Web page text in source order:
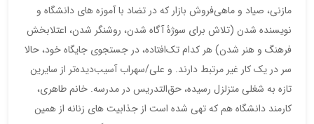
مازنی، صیاد و ماهی‌فروش بازار که در تضاد با آموزه های دانشگاه و
نویسنده شدن (تلاش برای سوژۀ آگاه شدن، روشنگر شدن، اعتلابخش
فرهنگ و هنر شدن) هر کدام تک‌افتاده، در جستجوی جایگاه خود، حالا
سر در یک کار غیر مرتبط دارند. و علی/سهراب آسیب‌دیده‌تر از سایرین
تازه به شغلی متزلزل رسیده، حق‌التدریس در مدرسه. خانم طاهری،
کارمند دانشگاه هم که تهی شده است از جذابیت های زنانه از همین